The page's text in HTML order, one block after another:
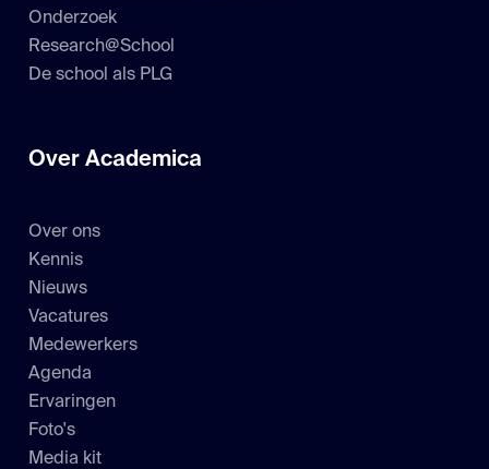
Onderzoek
Research@School
De school als PLG
Over Academica
Over ons
Kennis
Nieuws
Vacatures
Medewerkers
Agenda
Ervaringen
Foto's
Media kit